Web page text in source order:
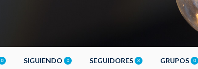
0 SIGUIENDO 0 SEGUIDORES 3 GRUPOS 0